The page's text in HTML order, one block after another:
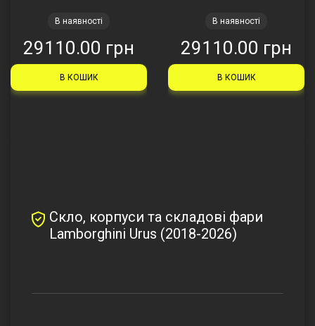
В наявності
29110.00 грн
В КОШИК
В наявності
29110.00 грн
В КОШИК
Скло, корпуси та складові фари
Lamborghini Urus (2018-2026)